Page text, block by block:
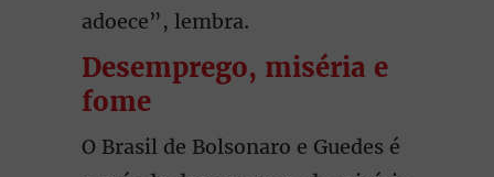
adoece”, lembra.
Desemprego, miséria e
fome
O Brasil de Bolsonaro e Guedes é